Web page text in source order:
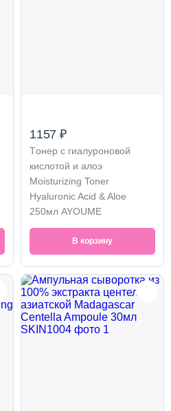
1157 ₽
Tонер с гиалуроновой
кислотой и алоэ
Moisturizing Toner
Hyaluronic Acid & Aloe
250мл AYOUME
В корзину